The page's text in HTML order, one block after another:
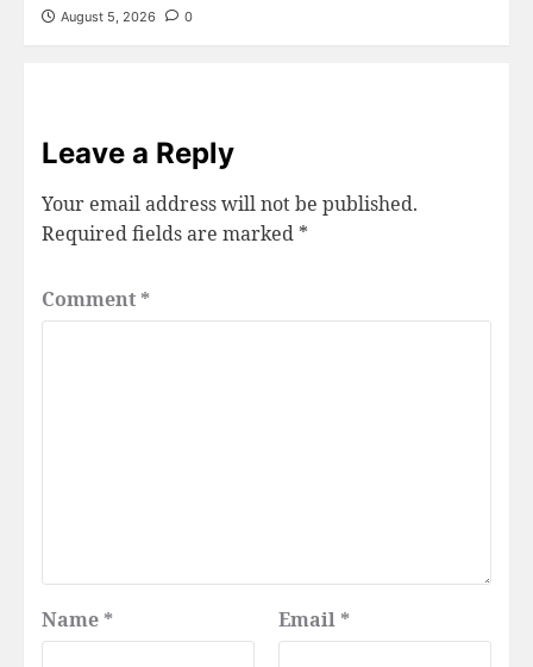
August 5, 2026 0
Leave a Reply
Your email address will not be published.
Required fields are marked *
Comment *
Name * Email *